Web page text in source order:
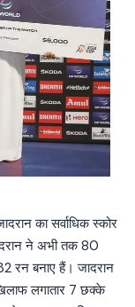
का सर्वाधिक स्कोर
ने अभी तक 80
रन बनाए हैं। जादरान
लगातार 7 छक्के